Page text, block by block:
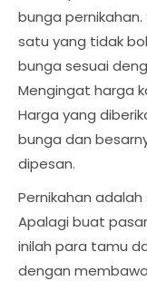
bunga
satu yang tidak
bunga sesuai
Mengingat harga
Harga yang
bunga dan
dipesan.
Pernikahan
Apalagi buat
inilah para tamu
dengan